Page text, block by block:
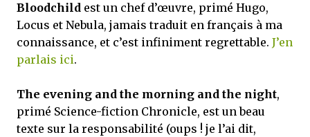
Bloodchild est un chef d’œuvre, primé Hugo,
Locus et Nebula, jamais traduit en français à ma
connaissance, et c’est infiniment regrettable. J’en
parlais ici.
The evening and the morning and the night,
primé Science-fiction Chronicle, est un beau
texte sur la responsabilité (oups ! je l’ai dit,